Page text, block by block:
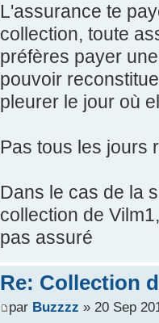
L'assurance te
collection, toute
préfères payer
pouvoir
pleurer le jour où
Pas tous les jours
Dans le cas de la
collection de
pas assuré
Re: Collection
par Buzzzz » 20 Sep